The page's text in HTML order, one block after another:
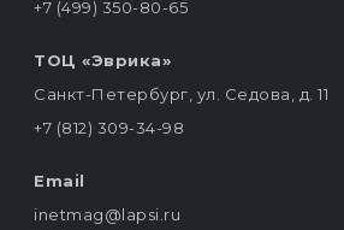
+7 (499) 350-80-65
ТОЦ «Эврика»
Санкт-Петербург, ул. Седова, д. 11
+7 (812) 309-34-98
Email
inetmag@lapsi.ru